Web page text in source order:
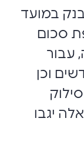
במועד
סכום
עבור
תעלה על 12 חודשים וכן
יגבו